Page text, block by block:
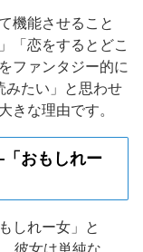
機能させること
「恋をするとどこ
ファンタジー的に
みたい」と思わせ
きな理由です。
おもしれー
しれー女」と
彼女は単純な